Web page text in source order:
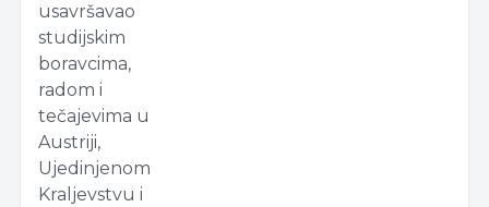
usavršavao
studijskim
boravcima,
radom i
tečajevima u
Austriji,
Ujedinjenom
Kraljevstvu i